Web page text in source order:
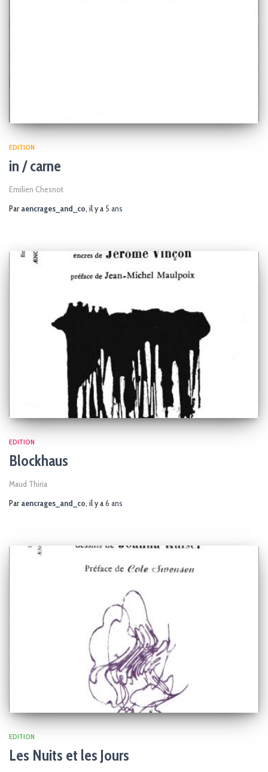
EDITION
in / carne
Emilien Chesnot
Par aencrages_and_co, il y a 5 ans
EDITION
Blockhaus
Maud Thiria
Par aencrages_and_co, il y a6 ans
EDITION
Les Nuits et les Jours